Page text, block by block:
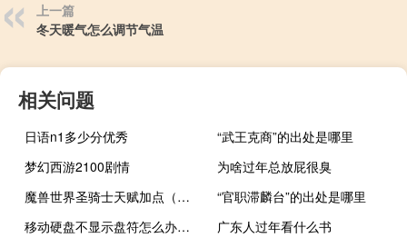
上一篇
冬天暖气怎么调节气温
相关问题
日语n1多少分优秀
“武王克商”的出处是哪里
梦幻西游2100剧情
为啥过年总放屁很臭
魔兽世界圣骑士天赋加点（魔兽世界圣骑士ID）
“官职滞麟台”的出处是哪里
移动硬盘不显示盘符怎么办（移动硬盘不显示）
广东人过年看什么书